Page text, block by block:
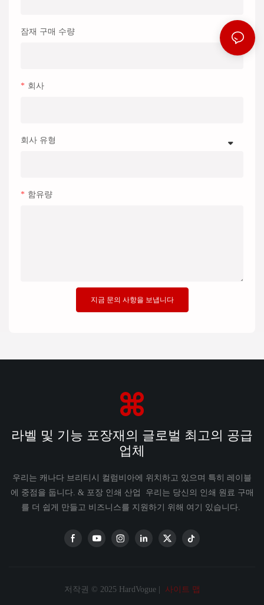
잠재 구매 수량
회사
회사 유형
함유량
지금 문의 사항을 보냅니다
라벨 및 기능 포장재의 글로벌 최고의 공급
업체
우리는 캐나다 브리티시 컬럼비아에 위치하고 있으며 특히 레이블
에 중점을 둡니다. & 포장 인쇄 산업 우리는 당신의 인쇄 원료 구매
를 더 쉽게 만들고 비즈니스를 지원하기 위해 여기 있습니다.
저작권 © 2025 HardVogue | 사이트 맵